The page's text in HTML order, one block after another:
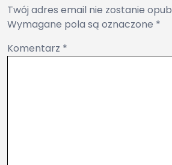
Twój adres email nie zostanie
Wymagane pola są oznaczone *
Komentarz *